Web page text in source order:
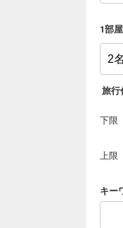
1部
旅行
下限
上限
キー